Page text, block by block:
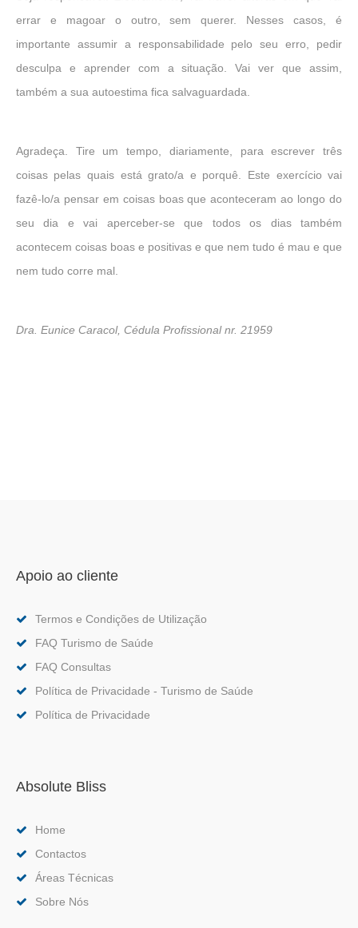
errar e magoar o outro, sem querer. Nesses casos, é
importante assumir a responsabilidade pelo seu erro, pedir
desculpa e aprender com a situação. Vai ver que assim,
também a sua autoestima fica salvaguardada.
Agradeça. Tire um tempo, diariamente, para escrever três
coisas pelas quais está grato/a e porquê. Este exercício vai
fazê-lo/a pensar em coisas boas que aconteceram ao longo do
seu dia e vai aperceber-se que todos os dias também
acontecem coisas boas e positivas e que nem tudo é mau e que
nem tudo corre mal.
Dra. Eunice Caracol, Cédula Profissional nr. 21959
Apoio ao cliente
Termos e Condições de Utilização
FAQ Turismo de Saúde
FAQ Consultas
Política de Privacidade - Turismo de Saúde
Política de Privacidade
Absolute Bliss
Home
Contactos
Áreas Técnicas
Sobre Nós